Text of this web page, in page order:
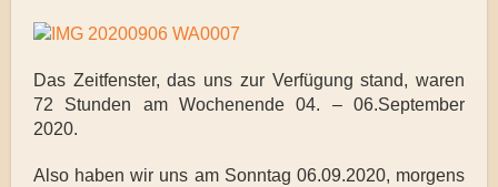
Das Zeitfenster, das uns zur Verfügung stand, waren
72 Stunden am Wochenende 04. – 06.September
2020.
Also haben wir uns am Sonntag 06.09.2020, morgens